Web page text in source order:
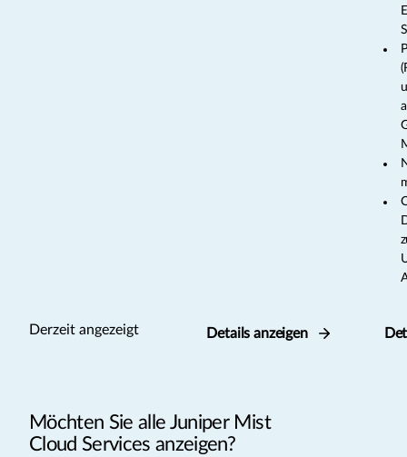
Derzeit angezeigt Details anzeigen
Möchten Sie alle Juniper Mist
Cloud Services anzeigen?